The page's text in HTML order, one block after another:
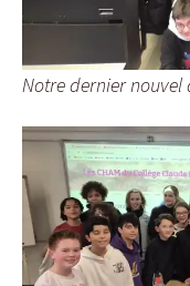
Notre dernier nouvel